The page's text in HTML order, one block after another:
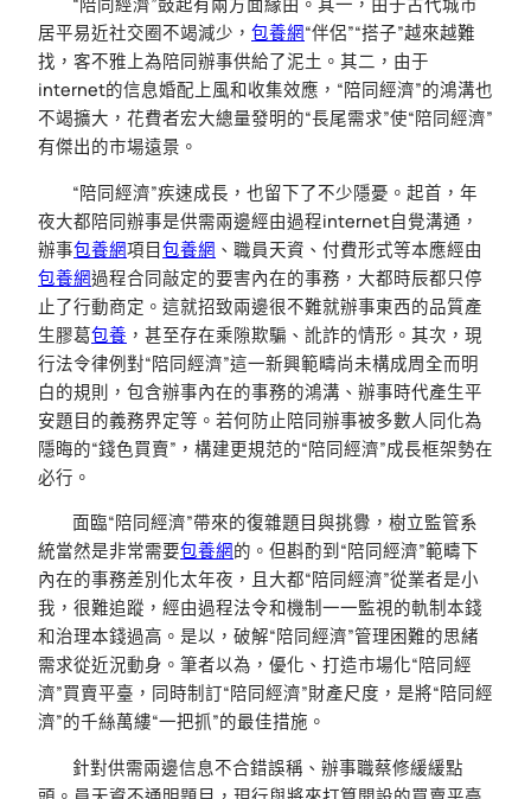
居平易近社交圈不竭減少， 包養網“伴侶”“搭子”越來越難
找，客不雅上為陪同辦事供給了泥土。其二，由于
internet的信息婚配上風和收集效應，“陪同經濟”的鴻溝也
不竭擴大，花費者宏大總量發明的“長尾需求”使“陪同經濟”
有傑出的市場遠景。
“陪同經濟”疾速成長，也留下了不少隱憂。起首，年
夜大都陪同辦事是供需兩邊經由過程internet自覺溝通，
辦事包養網項目包養網 、職員天資、付費形式等本應經由
包養網過程合同敲定的要害內在的事務，大都時辰都只停
止了行動商定。這就招致兩邊很不難就辦事東西的品質產
生膠葛包養 ，甚至存在乘隙欺騙、訛詐的情形。其次，現
行法令律例對“陪同經濟”這一新興範疇尚未構成周全而明
白的規則，包含辦事內在的事務的鴻溝、辦事時代產生平
安題目的義務界定等。若何防止陪同辦事被多數人同化為
隱晦的“錢色買賣”，構建更規范的“陪同經濟”成長框架勢在
必行。
面臨“陪同經濟”帶來的復雜題目與挑釁，樹立監管系
統當然是非常需要包養網的。但斟酌到“陪同經濟”範疇下
內在的事務差別化太年夜，且大都“陪同經濟”從業者是小
我，很難追蹤，經由過程法令和機制一一監視的軌制本錢
和治理本錢過高。是以，破解“陪同經濟”管理困難的思緒
需求從近況動身。筆者以為，優化、打造市場化“陪同經
濟”買賣平臺，同時制訂“陪同經濟”財產尺度，是將“陪同經
濟”的千絲萬縷“一把抓”的最佳措施。
針對供需兩邊信息不合錯誤稱、辦事職蔡修緩緩點